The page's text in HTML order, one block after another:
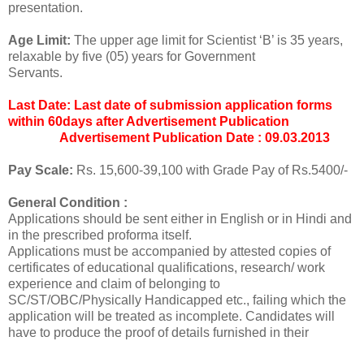
presentation.
Age Limit: The upper age limit for Scientist ‘B’ is 35 years,
relaxable by five (05) years for Government
Servants.
Last Date: Last date of submission application forms
within 60days after Advertisement Publication
Advertisement Publication Date : 09.03.2013
Pay Scale: Rs. 15,600-39,100 with Grade Pay of Rs.5400/-
General Condition :
Applications should be sent either in English or in Hindi and
in the prescribed proforma itself.
Applications must be accompanied by attested copies of
certificates of educational qualifications, research/ work
experience and claim of belonging to
SC/ST/OBC/Physically Handicapped etc., failing which the
application will be treated as incomplete. Candidates will
have to produce the proof of details furnished in their